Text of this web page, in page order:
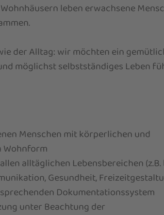
leben erwachsene
der Alltag: wir möchten ein
möglichst selbstständiges Leben
Menschen mit körperlichen und
alltäglichen Lebensbereichen (z.B.
Gesundheit,
Dokumentationssystem
unter Beachtung der